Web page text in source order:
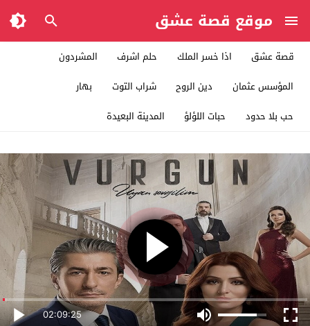
موقع قصة عشق
قصة عشق اذا خسر الملك حلم اشرف
المشردون
المؤسس عثمان
دين الروح شراب التوت
بهار
حب بلا حدود
حبات اللؤلؤ المدينة البعيدة
02:09:25